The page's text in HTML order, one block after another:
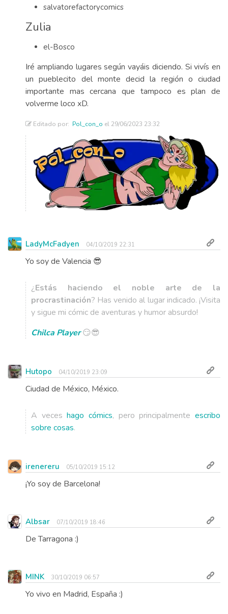
salvatorefactorycomics
Zulia
el-Bosco
Iré ampliando lugares según vayáis diciendo. Si vivís en
un pueblecito del monte decid la región o ciudad
importante mas cercana que tampoco es plan de
volverme loco xD.
Editado por: Pol_con_o el 29/06/2023 23:32
LadyMcFadyen 04/10/2019 22:31
Yo soy de Valencia 😎
¿Estás haciendo el noble arte de la
procrastinación? Has venido al lugar indicado. ¡Visita
y sigue mi cómic de aventuras y humor absurdo!
Chilca Player😏😎
Hutopo 04/10/2019 23:09
Ciudad de México, México.
A veceshago cómics, pero principalmenteescribo
sobre cosas.
irenereru 05/10/2019 15:12
¡Yo soy de Barcelona!
Albsar 07/10/2019 18:46
De Tarragona :)
MINK 30/10/2019 06:57
Yo vivo en Madrid, España :)